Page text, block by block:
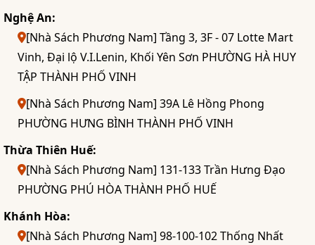
Nghệ An:
[Nhà Sách Phương Nam] Tầng 3, 3F - 07 Lotte Mart
Vinh, Đại lộ V.I.Lenin, Khối Yên Sơn PHƯỜNG HÀ HUY
TẬP THÀNH PHỐ VINH
[Nhà Sách Phương Nam] 39A Lê Hồng Phong
PHƯỜNG HƯNG BÌNH THÀNH PHỐ VINH
Thừa Thiên Huế:
[Nhà Sách Phương Nam] 131-133 Trần Hưng Đạo
PHƯỜNG PHÚ HÒA THÀNH PHỐ HUẾ
Khánh Hòa:
[Nhà Sách Phương Nam] 98-100-102 Thống Nhất